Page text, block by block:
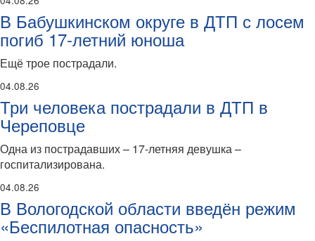
В Бабушкинском округе в ДТП с лосем
погиб 17-летний юноша
Ещё трое пострадали.
04.08.26
Три человека пострадали в ДТП в
Череповце
Одна из пострадавших – 17-летняя девушка –
госпитализирована.
04.08.26
В Вологодской области введён режим
«Беспилотная опасность»